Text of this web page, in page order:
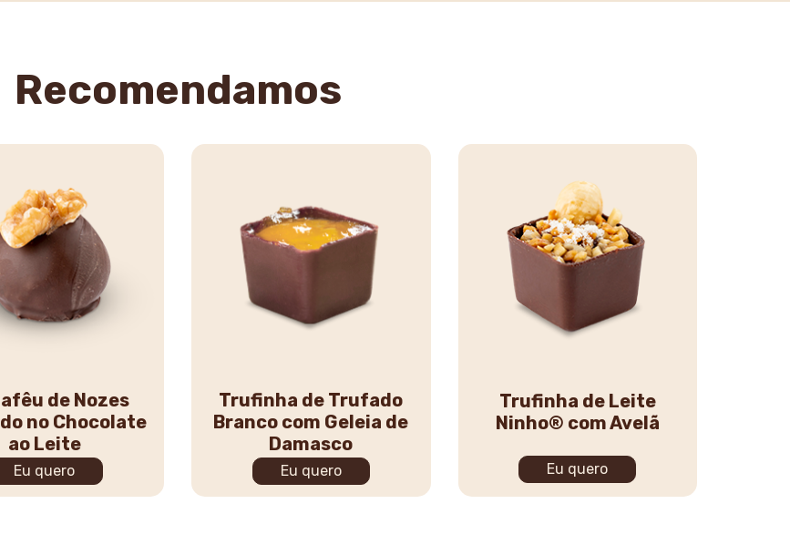
Recomendamos
de Nozes
no Chocolate
ao Leite
Eu quero
Trufinha de Trufado
Branco com Geleia de
Damasco
Eu quero
Trufinha de Leite
Ninho® com Avelã
Eu quero